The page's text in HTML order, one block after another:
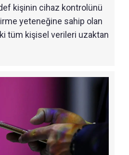
kişinin cihaz kontrolünü
yeteneğine sahip olan
tüm kişisel verileri uzaktan